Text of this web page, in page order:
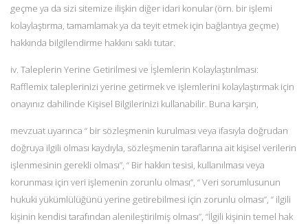
geçme ya da sizi sitemize ilişkin diğer idari konular (örn. bir işlemi
kolaylaştırma, tamamlamak ya da teyit etmek için bağlantıya geçme)
hakkında bilgilendirme hakkını saklı tutar.
iv. Taleplerin Yerine Getirilmesi ve İşlemlerin Kolaylaştırılması:
Rafflemix taleplerinizi yerine getirmek ve işlemlerini kolaylaştırmak için
onayınız dahilinde Kişisel Bilgilerinizi kullanabilir. Buna karşın,
mevzuat uyarınca “ bir sözleşmenin kurulması veya ifasıyla doğrudan
doğruya ilgili olması kaydıyla, sözleşmenin taraflarına ait kişisel verilerin
işlenmesinin gerekli olması”, “ Bir hakkın tesisi, kullanılması veya
korunması için veri işlemenin zorunlu olması”, “ Veri sorumlusunun
hukuki yükümlülüğünü yerine getirebilmesi için zorunlu olması”, “ ilgili
kişinin kendisi tarafından alenileştirilmiş olması”, “İlgili kişinin temel hak